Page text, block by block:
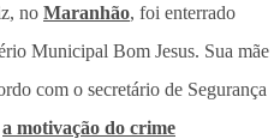
no Maranhão, foi enterrado
Municipal Bom Jesus. Sua mãe
com o secretário de Segurança
a motivação do crime